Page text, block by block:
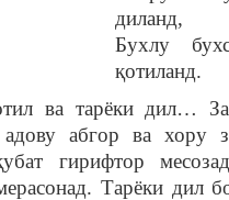
диланд,
Бухлу
қотиланд.
ва тарёки дил…
абгор ва хору
гирифтор
Тарёки дил